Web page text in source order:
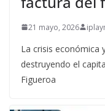
21 mayo, 2026
La crisis económica
destruyendo el
Figueroa